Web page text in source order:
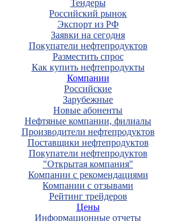
Тендеры
Российский рынок
Экспорт из РФ
Заявки на сегодня
Покупатели нефтепродуктов
Разместить спрос
Как купить нефтепродукты
Компании
Российские
Зарубежные
Новые абоненты
Нефтяные компании, филиалы
Производители нефтепродуктов
Поставщики нефтепродуктов
Покупатели нефтепродуктов
"Открытая компания"
Компании с рекомендациями
Компании с отзывами
Рейтинг трейдеров
Цены
Информационные отчеты